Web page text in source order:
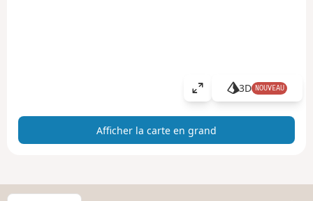
A
c
r
3D NOUVEAU
Afficher la carte en grand